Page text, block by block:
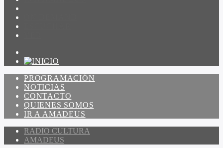
PROGRAMACIÓN
NOTICIAS
CONTACTO
QUIENES SOMOS
IR A AMADEUS
RADIO CULTURA
AMADEUS